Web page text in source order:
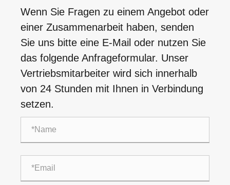
Wenn Sie Fragen zu einem Angebot oder
einer Zusammenarbeit haben, senden
Sie uns bitte eine E-Mail oder nutzen Sie
das folgende Anfrageformular. Unser
Vertriebsmitarbeiter wird sich innerhalb
von 24 Stunden mit Ihnen in Verbindung
setzen.